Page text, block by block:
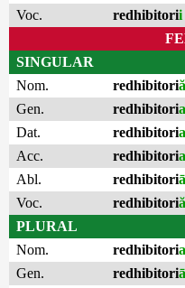
Voc.
redhibitorii
SINGULAR
Nom.
redhibitoriă
Gen.
redhibitori
Dat.
redhibitori
Acc.
redhibitori
Abl.
redhibitoriā
Voc.
redhibitoriă
PLURAL
Nom.
redhibitori
Gen.
redhibitori